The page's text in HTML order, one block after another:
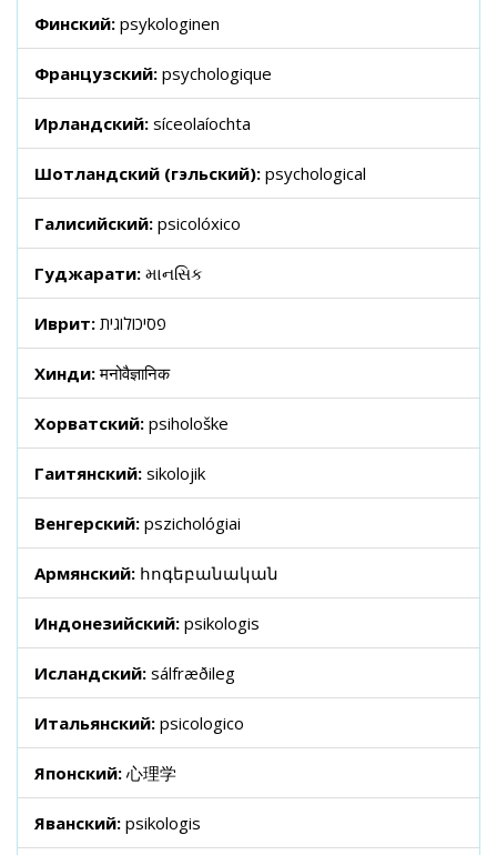
Финский: psykologinen
Французский: psychologique
Ирландский: síceolaíochta
Шотландский (гэльский): psychological
Галисийский: psicolóxico
Гуджарати: માનસિક
Иврит: פסיכולוגית
Хинди:मनोवैज्ञानिक
Хорватский: psihološke
Гаитянский: sikolojik
Венгерский: pszichológiai
Армянский: հոգեբանական
Индонезийский: psikologis
Исландский: sálfræðileg
Итальянский: psicologico
Японский: 心理学
Яванский: psikologis